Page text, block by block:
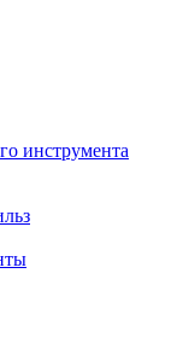
инструмента